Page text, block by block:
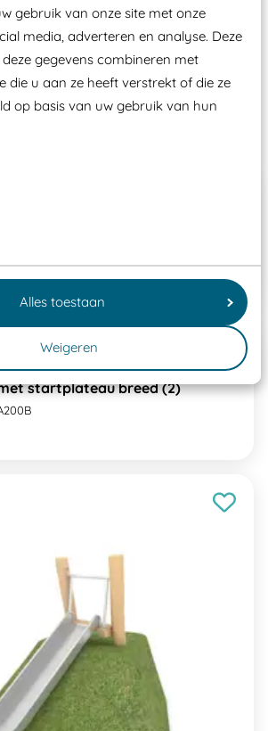
gebruik van onze site met onze
media, adverteren en analyse. Deze
gegevens combineren met
die u aan ze heeft verstrekt of die ze
op basis van uw gebruik van hun
Alles toestaan
Weigeren
kunnen laten keuren zodat
het Warenwetbesluit Attractie- en
vallen?
bij
startplateau breed (2)